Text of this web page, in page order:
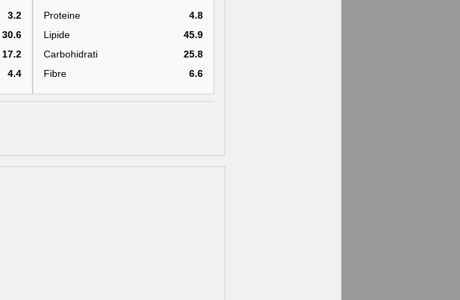
3.2
30.6
17.2
4.4
Proteine
4.8
Lipide
45.9
Carbohidrati
25.8
Fibre
6.6